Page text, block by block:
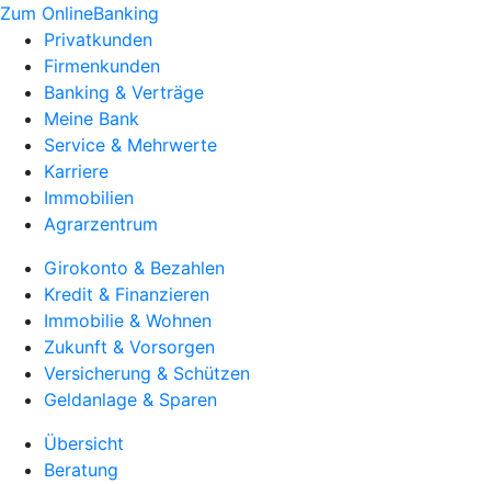
Zum OnlineBanking
Privatkunden
Firmenkunden
Banking & Verträge
Meine Bank
Service & Mehrwerte
Karriere
Immobilien
Agrarzentrum
Girokonto & Bezahlen
Kredit & Finanzieren
Immobilie & Wohnen
Zukunft & Vorsorgen
Versicherung & Schützen
Geldanlage & Sparen
Übersicht
Beratung